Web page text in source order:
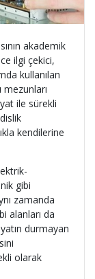
akademik
ilgi çekici,
kullanılan
ile sürekli
kendilerine
gibi
zamanda
alanları da
durmayan
olarak